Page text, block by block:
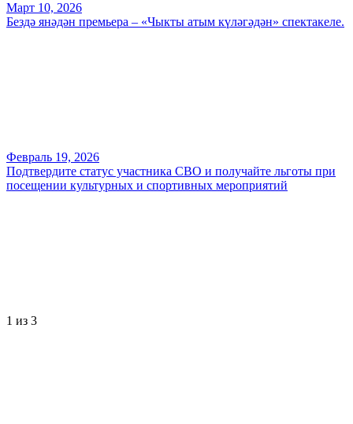
Март 10, 2026
Бездә янәдән премьера – «Чыкты атым күләгәдән» спектакеле.
Февраль 19, 2026
Подтвердите статус участника СВО и получайте льготы при
посещении культурных и спортивных мероприятий
1 из 3